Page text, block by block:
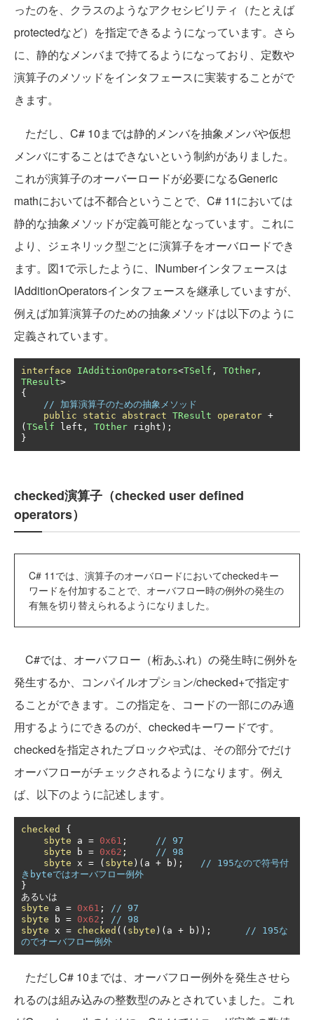
ったのを、クラスのようなアクセシビリティ（たとえば
protectedなど）を指定できるようになっています。さら
に、静的なメンバまで持てるようになっており、定数や
演算子のメソッドをインタフェースに実装することがで
きます。
ただし、C# 10までは静的メンバを抽象メンバや仮想
メンバにすることはできないという制約がありました。
これが演算子のオーバーロードが必要になるGeneric
mathにおいては不都合ということで、C# 11においては
静的な抽象メソッドが定義可能となっています。これに
より、ジェネリック型ごとに演算子をオーバロードでき
ます。図1で示したように、INumberインタフェースは
IAdditionOperatorsインタフェースを継承していますが、
例えば加算演算子のための抽象メソッドは以下のように
定義されています。
interface IAdditionOperators<TSelf , TOther ,
TResult>
{
// 加算演算子のための抽象メソッド
public
static abstract TResult operator +
(TSelf left , TOther right );
}
checked演算子（checked user defined
operators）
C# 11では、演算子のオーバロードにおいてcheckedキー
ワードを付加することで、オーバフロー時の例外の発生の
有無を切り替えられるようになりました。
C#では、オーバフロー（桁あふれ）の発生時に例外を
発生するか、コンパイルオプション/checked+で指定す
ることができます。この指定を、コードの一部にのみ適
用するようにできるのが、checkedキーワードです。
checkedを指定されたブロックや式は、その部分でだけ
オーバフローがチェックされるようになります。例え
ば、以下のように記述します。
checked
{
sbyte a = 0x61 ;
// 97
sbyte b = 0x62 ;
// 98
sbyte x = ( sbyte )( a + b );
// 195なので符号付
きbyteではオーバフロー例外
}
あるいは
sbyte a = 0x61 ;
// 97
sbyte b = 0x62 ;
// 98
sbyte x = checked (( sbyte )( a + b ));
// 195な
のでオーバフロー例外
ただしC# 10までは、オーバフロー例外を発生させら
れるのは組み込みの整数型のみとされていました。これ